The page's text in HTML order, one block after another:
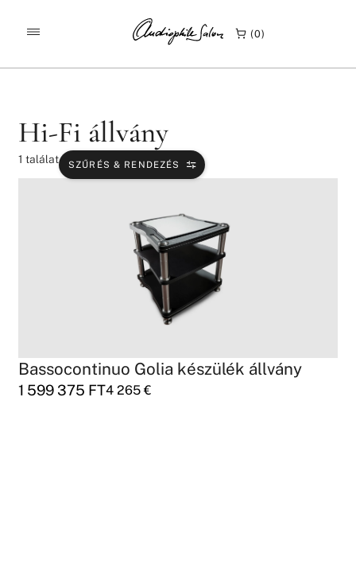
0
KEZDŐLAP TERMÉKEK / HI-FI ÁLLVÁNY
Hi-Fi állvány
1 találat SZŰRÉS & RENDEZÉS
Bassocontinuo Golia készülék állvány
1 599 375 FT4 265€